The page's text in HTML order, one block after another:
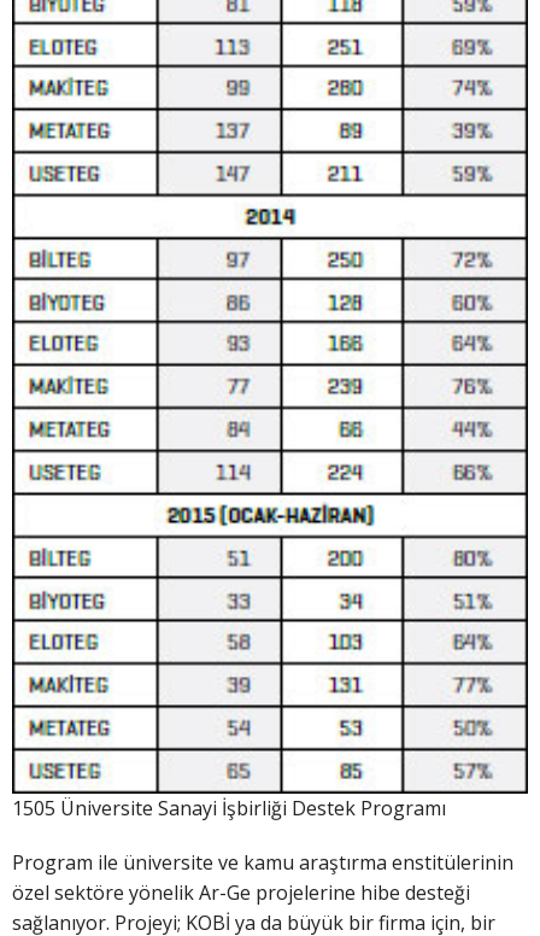
1505 Üniversite Sanayi İşbirliği Destek Programı
Program ile üniversite ve kamu araştırma enstitülerinin
özel sektöre yönelik Ar-Ge projelerine hibe desteği
sağlanıyor. Projeyi; KOBİ ya da büyük bir firma için, bir